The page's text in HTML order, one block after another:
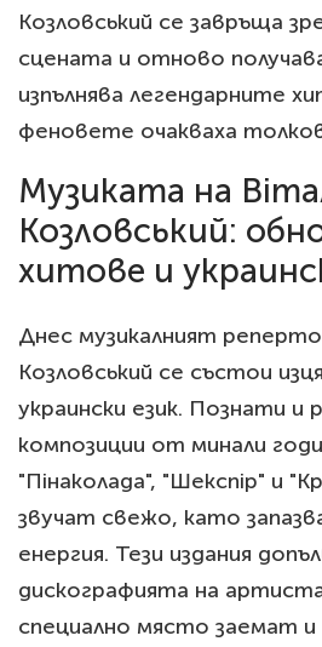
Козловський се завръща
сцената и отново
изпълнява легендарните
феновете очакваха
Музиката на
Козловський:
хитове и
Днес музикалният
Козловський се състои
украински език. Познати и
композиции от минали
"Пінаколада", "Шекспір" и
звучат свежо, като
енергия. Тези издания
дискографията на
специално място заемат и